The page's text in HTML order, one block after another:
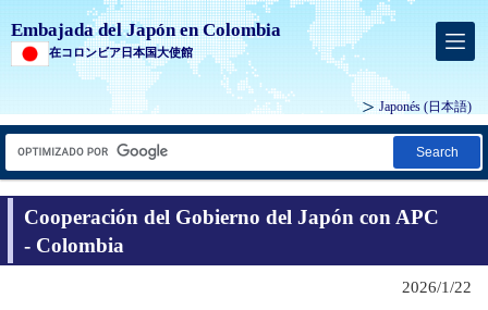
Embajada del Japón en Colombia
在コロンビア日本国大使館
Japonés (日本語)
Search
Cooperación del Gobierno del Japón con APC
- Colombia
2026/1/22